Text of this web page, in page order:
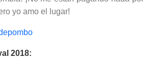
yo amo el lugar!
2018: